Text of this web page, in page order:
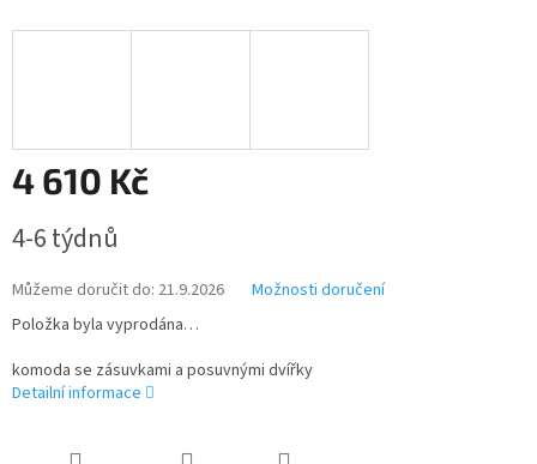
4 610 Kč
cena:
4-6 týdnů
Můžeme doručit do: 21.9.2026
Možnosti doručení
Položka byla vyprodána…
komoda se zásuvkami a posuvnými dvířky
Detailní informace